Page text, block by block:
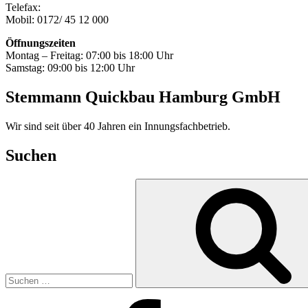
Telefax:
Mobil: 0172/ 45 12 000
Öffnungszeiten
Montag – Freitag: 07:00 bis 18:00 Uhr
Samstag: 09:00 bis 12:00 Uhr
Stemmann Quickbau Hamburg GmbH
Wir sind seit über 40 Jahren ein Innungsfachbetrieb.
Suchen